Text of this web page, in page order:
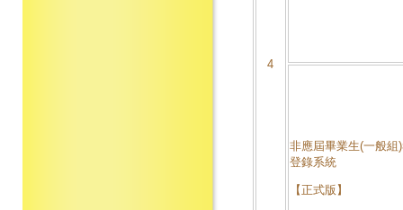
4
非應屆畢業生(一般組
登錄系統
【正式版】